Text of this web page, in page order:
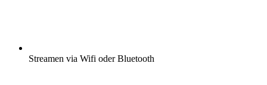
Streamen via Wifi oder Bluetooth